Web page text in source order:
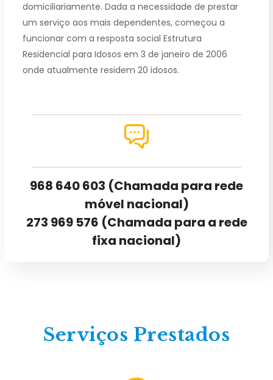
domiciliariamente. Dada a necessidade de prestar
um serviço aos mais dependentes, começou a
funcionar com a resposta social Estrutura
Residencial para Idosos em 3 de janeiro de 2006
onde atualmente residem 20 idosos.
968 640 603 (Chamada para rede
móvel nacional)
273 969 576 (Chamada para a rede
fixa nacional)
Serviços Prestados